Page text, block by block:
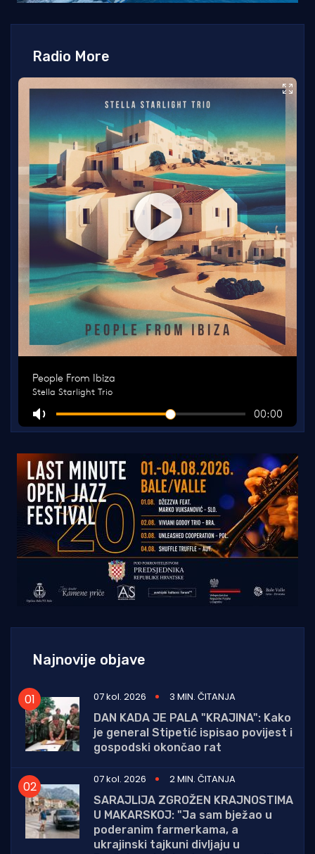
Radio More
Najnovije objave
07 kol. 2026
3 MIN. ČITANJA
DAN KADA JE PALA "KRAJINA": Kako
je general Stipetić ispisao povijest i
gospodski okončao rat
07 kol. 2026
2 MIN. ČITANJA
SARAJLIJA ZGROŽEN KRAJNOSTIMA
U MAKARSKOJ: "Ja sam bježao u
poderanim farmerkama, a
ukrajinski tajkuni divljaju u